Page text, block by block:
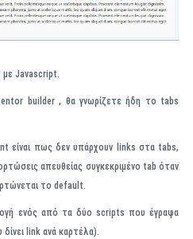
με Javascript.
builder , θα γνωρίζετε ήδη το tabs
είναι πως δεν υπάρχουν links στα tabs,
απευθείας συγκεκριμένο tab όταν
το default.
ενός από τα δύο scripts που έγραψα
link ανά καρτέλα).